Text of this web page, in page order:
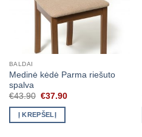
BALDAI
Medinė kėdė Parma riešuto
spalva
€43.90 Original
was:
€43.90.
€37.90Current
Į KREPŠELĮ